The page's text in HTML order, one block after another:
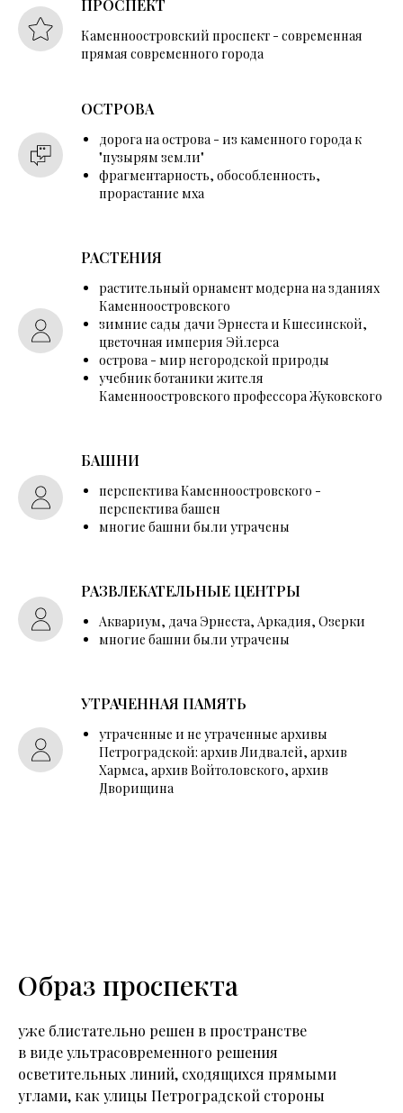
ПРОСПЕКТ
Каменноостровский проспект - современная
прямая современного города
ОСТРОВА
дорога на острова - из каменного города к
"пузырям земли"
фрагментарность, обособленность,
прорастание мха
РАСТЕНИЯ
растительный орнамент модерна на зданиях
Каменноостровского
зимние сады дачи Эрнеста и Кшесинской,
цветочная империя Эйлерса
острова - мир негородской природы
учебник ботаники жителя
Каменноостровского профессора Жуковского
БАШНИ
перспектива Каменноостровского -
перспектива башен
многие башни были утрачены
РАЗВЛЕКАТЕЛЬНЫЕ ЦЕНТРЫ
Аквариум, дача Эрнеста, Аркадия, Озерки
многие башни были утрачены
УТРАЧЕННАЯ ПАМЯТЬ
утраченные и не утраченные архивы
Петроградской: архив Лидвалей, архив
Хармса, архив Войтоловского, архив
Дворищина
Образ проспекта
уже блистательно решен в пространстве
в виде ультрасовременного решения
осветительных линий, сходящихся прямыми
углами, как улицы Петроградской стороны